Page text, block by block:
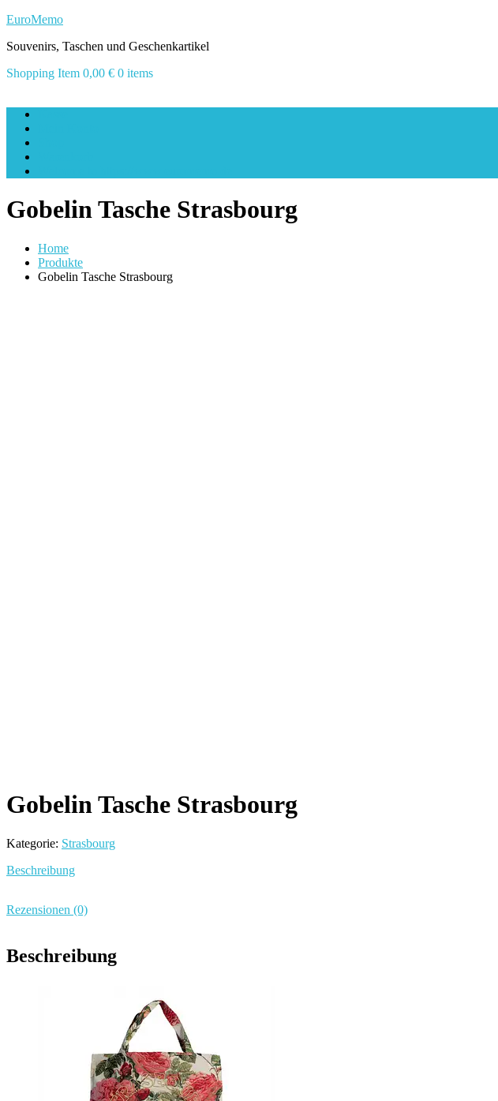
Skip
content
EuroMemo
Souvenirs, Taschen und Geschenkartikel
Shopping Item 0,00 € 0 items
Gobelin Tasche Strasbourg
Home
Produkte
Gobelin Tasche Strasbourg
Gobelin Tasche Strasbourg
Kategorie: Strasbourg
Beschreibung
Rezensionen (0)
Beschreibung